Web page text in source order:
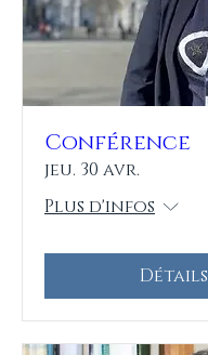
Conférence
jeu. 30 avr.
Plus d'infos
Détails